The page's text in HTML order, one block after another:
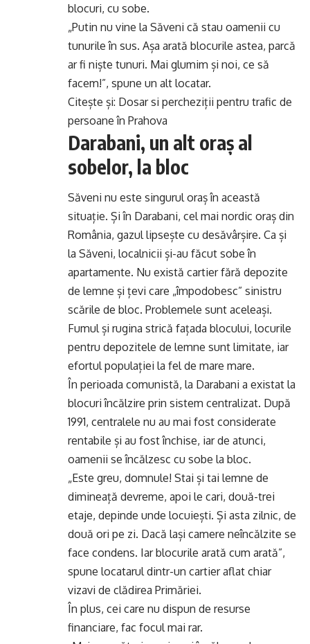
blocuri, cu sobe.
„Putin nu vine la Săveni că stau oamenii cu
tunurile în sus. Așa arată blocurile astea, parcă
ar fi niște tunuri. Mai glumim și noi, ce să
facem!”, spune un alt locatar.
Citește și: Dosar si percheziții pentru trafic de
persoane în Prahova
Darabani, un alt oraș al
sobelor, la bloc
Săveni nu este singurul oraș în această
situație. Și în Darabani, cel mai nordic oraș din
România, gazul lipsește cu desăvârșire. Ca și
la Săveni, localnicii și-au făcut sobe în
apartamente. Nu există cartier fără depozite
de lemne și țevi care „împodobesc” sinistru
scările de bloc. Problemele sunt aceleași.
Fumul și rugina strică fațada blocului, locurile
pentru depozitele de lemne sunt limitate, iar
efortul populației la fel de mare mare.
În perioada comunistă, la Darabani a existat la
blocuri încălzire prin sistem centralizat. După
1991, centralele nu au mai fost considerate
rentabile și au fost închise, iar de atunci,
oamenii se încălzesc cu sobe la bloc.
„Este greu, domnule! Stai și tai lemne de
dimineață devreme, apoi le cari, două-trei
etaje, depinde unde locuiești. Și asta zilnic, de
două ori pe zi. Dacă lași camere neîncălzite se
face condens. Iar blocurile arată cum arată”,
spune locatarul dintr-un cartier aflat chiar
vizavi de clădirea Primăriei.
În plus, cei care nu dispun de resurse
financiare, fac focul mai rar.